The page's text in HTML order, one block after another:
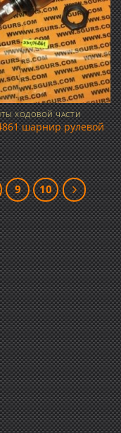
ХОДОВОЙ ЧАСТИ
шарнир рулевой
9 10